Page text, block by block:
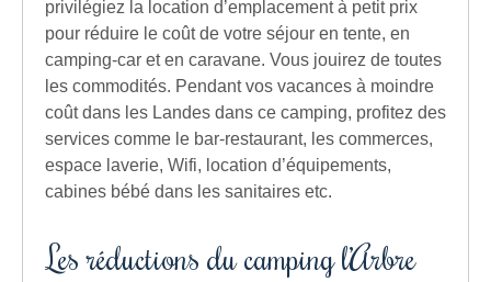
privilégiez la location d’emplacement à petit prix
pour réduire le coût de votre séjour en tente, en
camping-car et en caravane. Vous jouirez de toutes
les commodités. Pendant vos vacances à moindre
coût dans les Landes dans ce camping, profitez des
services comme le bar-restaurant, les commerces,
espace laverie, Wifi, location d’équipements,
cabines bébé dans les sanitaires etc.
Les réductions du camping l’Arbre